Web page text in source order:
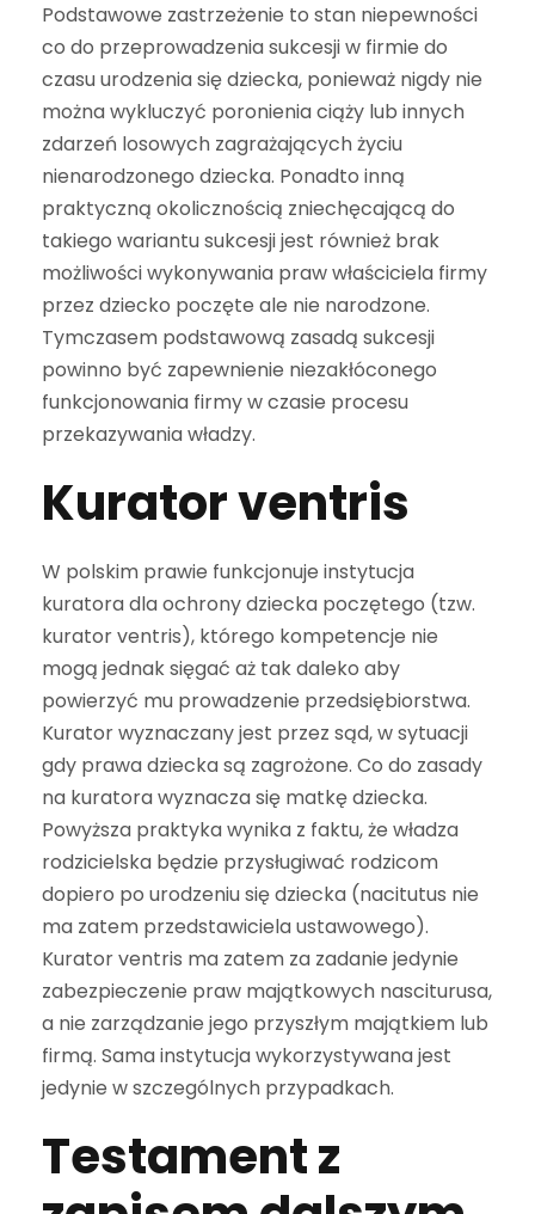
Podstawowe zastrzeżenie to stan niepewności
co do przeprowadzenia sukcesji w firmie do
czasu urodzenia się dziecka, ponieważ nigdy nie
można wykluczyć poronienia ciąży lub innych
zdarzeń losowych zagrażających życiu
nienarodzonego dziecka. Ponadto inną
praktyczną okolicznością zniechęcającą do
takiego wariantu sukcesji jest również brak
możliwości wykonywania praw właściciela firmy
przez dziecko poczęte ale nie narodzone.
Tymczasem podstawową zasadą sukcesji
powinno być zapewnienie niezakłóconego
funkcjonowania firmy w czasie procesu
przekazywania władzy.
Kurator ventris
W polskim prawie funkcjonuje instytucja
kuratora dla ochrony dziecka poczętego (tzw.
kurator ventris), którego kompetencje nie
mogą jednak sięgać aż tak daleko aby
powierzyć mu prowadzenie przedsiębiorstwa.
Kurator wyznaczany jest przez sąd, w sytuacji
gdy prawa dziecka są zagrożone. Co do zasady
na kuratora wyznacza się matkę dziecka.
Powyższa praktyka wynika z faktu, że władza
rodzicielska będzie przysługiwać rodzicom
dopiero po urodzeniu się dziecka (nacitutus nie
ma zatem przedstawiciela ustawowego).
Kurator ventris ma zatem za zadanie jedynie
zabezpieczenie praw majątkowych nasciturusa,
a nie zarządzanie jego przyszłym majątkiem lub
firmą. Sama instytucja wykorzystywana jest
jedynie w szczególnych przypadkach.
Testament z